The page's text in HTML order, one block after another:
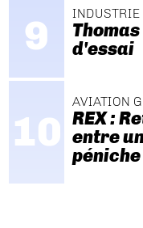
INDUSTRIE
d'essai
AVIATION
REX :
entre
péniche